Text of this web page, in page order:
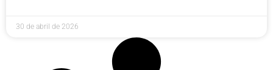
30 de abril de 2026